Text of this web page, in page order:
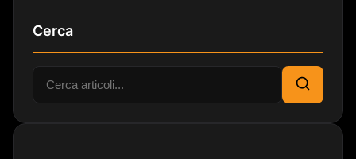
Cerca
Cerca:
Cerca